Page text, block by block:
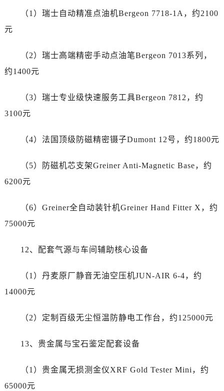
江苏省无锡市梁溪区人民中路139号恒隆广场写字楼1座11层1104室劳力士售后服务中心（需提前预约）
湖北省武汉市江汉区解放大道686号世界贸易大厦38层09室劳力士售后服务中心（需提前预约）
福建省泉州市丰泽区宝洲路729号浦西万达中心写字楼A座7楼709室劳力士售后服务中心（需提前预约）
吉林省长春市朝阳区西安大路727号中银大厦A座(旺进大厦)18层09室劳力士售后服务中心（需提前预约）
兰州市七里河区西津西路16号兰州中心写字楼21层2102室劳力士售后服务中心（需提前预约）
（1）瑞士自动精准点油机Bergeon 7718-1A，约2100
元
（2）瑞士高端精密手动点油笔Bergeon 7013系列，
约1400元
（3）瑞士专业级快速服务工具Bergeon 7812，约
3100元
（4）法国顶级防磁精密镊子Dumont 12号，约1800元
（5）防磁机芯支架Greiner Anti-Magnetic Base，约
6200元
（6）Greiner全自动装针机Greiner Hand Fitter X，约
75000元
12、配套气源与车间辅助核心设备
（1）丹麦原厂静音无油空压机JUN-AIR 6-4，约
14000元
（2）定制百级无尘恒温防静电工作台，约125000元
13、贵金属与宝石鉴定配套设备
（1）贵金属无损测金仪XRF Gold Tester Mini，约
65000元